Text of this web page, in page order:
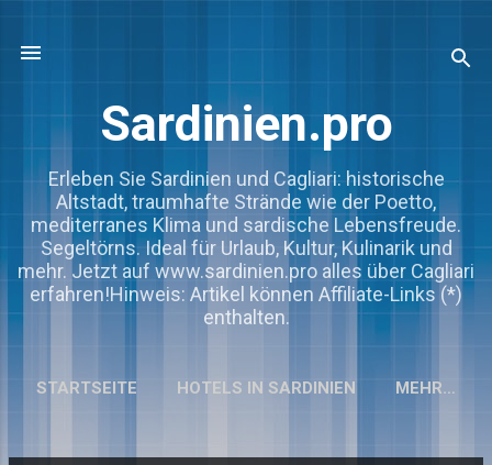
Sardinien.pro
Erleben Sie Sardinien und Cagliari: historische
Altstadt, traumhafte Strände wie der Poetto,
mediterranes Klima und sardische Lebensfreude.
Segeltörns. Ideal für Urlaub, Kultur, Kulinarik und
mehr. Jetzt auf www.sardinien.pro alles über Cagliari
erfahren!Hinweis: Artikel können Affiliate-Links (*)
enthalten.
STARTSEITE HOTELS IN SARDINIEN MEHR…